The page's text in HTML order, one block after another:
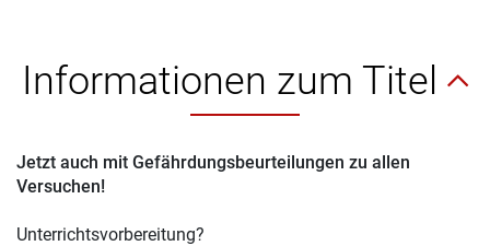
Informationen zum Titel
Jetzt auch mit Gefährdungsbeurteilungen zu allen
Versuchen!
Unterrichtsvorbereitung?